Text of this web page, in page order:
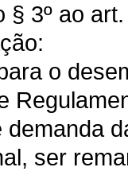
§ 3º ao
o
ser